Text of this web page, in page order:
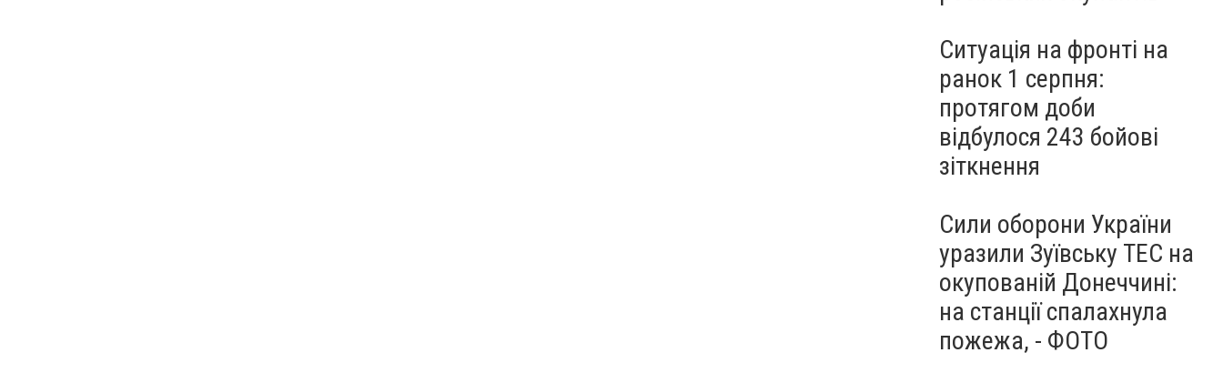
Ситуація на фронті на
ранок 1 серпня:
протягом доби
відбулося 243 бойові
зіткнення
Сили оборони України
уразили Зуївську ТЕС на
окупованій Донеччині:
на станції спалахнула
пожежа, - ФОТО